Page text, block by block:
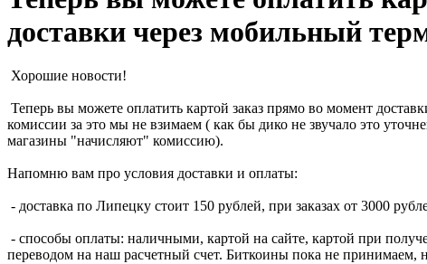
доставки через мобильный
Хорошие новости!
Теперь вы можете оплатить картой заказ прямо во момент
комиссии за это мы не взимаем ( как бы дико не звучало это
магазины "начисляют" комиссию).
Напомню вам про условия доставки и оплаты:
- доставка по Липецку стоит 150 рублей, при заказах от 3000
- способы оплаты: наличными, картой на сайте, картой при
переводом на наш расчетный счет. Биткоины пока не принимаем,